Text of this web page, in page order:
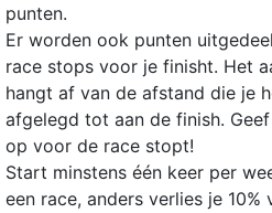
punten.
Er worden ook punten
race stops voor je finisht. Het
hangt af van de afstand die je
afgelegd tot aan de finish.
op voor de race stopt!
Start minstens één keer per
een race, anders verlies je 10%